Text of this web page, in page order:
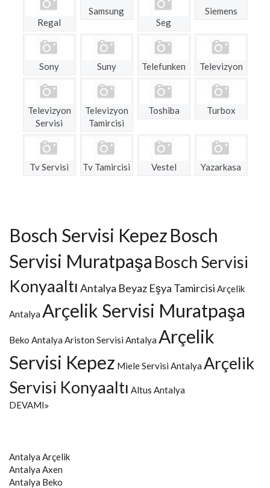
Regal
Samsung
Seg
Siemens
Sony Suny Telefunken Televizyon
Televizyon
Servisi
Televizyon
Tamircisi
Toshiba Turbox
Tv Servisi Tv Tamircisi Vestel Yazarkasa
Bosch Servisi KepezBosch
Servisi Muratpaşa Bosch Servisi
Konyaaltı Antalya Beyaz Eşya Tamircisi Arçelik
Antalya Arçelik Servisi Muratpaşa
Beko Antalya Ariston Servisi Antalya Arçelik
Servisi Kepez Miele Servisi Antalya Arçelik
Servisi Konyaaltı Altus Antalya
DEVAMI
Antalya Arçelik
Antalya Axen
Antalya Beko